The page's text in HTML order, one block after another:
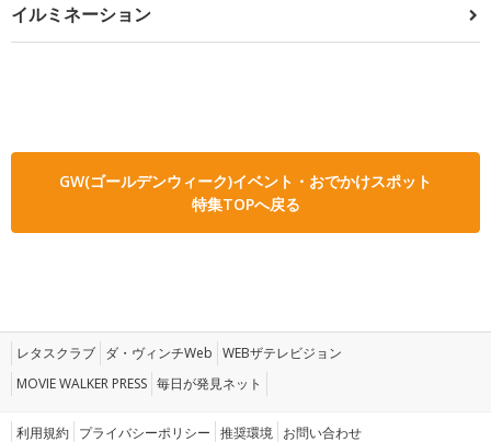
イルミネーション
GW(ゴールデンウィーク)イベント・おでかけスポット
特集TOPへ戻る
レタスクラブ ダ・ヴィンチWeb WEBザテレビジョン
MOVIE WALKER PRESS 毎日が発見ネット
利用規約 プライバシーポリシー 推奨環境 お問い合わせ